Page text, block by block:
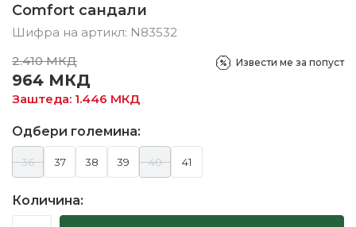
Comfort сандали
Шифра на артикл: N83532
2.410 МКД
964 МКД
Заштеда: 1.446 МКД
Извести ме за попуст
Одбери големина:
36 37 38 39 40 41
Количина: